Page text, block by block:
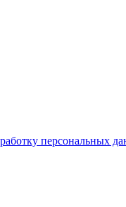
персональных